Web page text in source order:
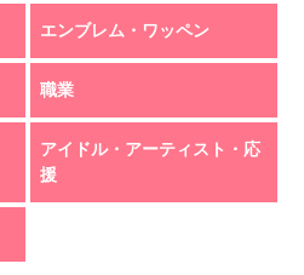
エンブレム・ワッペン
職業
アイドル・アーティスト・応
援